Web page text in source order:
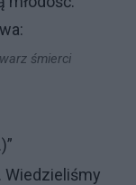
śmierci
Wiedzieliśmy